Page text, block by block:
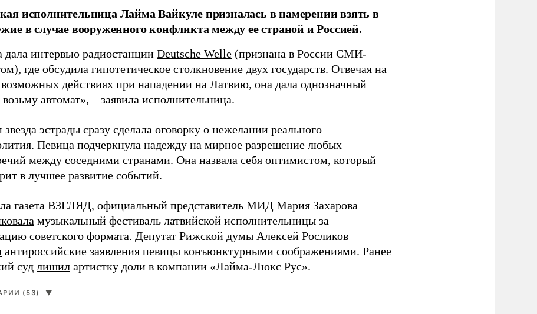
исполнительница Лайма Вайкуле призналась в намерении взять в
в случае вооруженного конфликта между ее страной и Россией.
дала интервью радиостанции Deutsche Welle (признана в России СМИ-
где обсудила гипотетическое столкновение двух государств. Отвечая на
действиях при нападении на Латвию, она дала однозначный
возьму автомат», – заявила исполнительница.
эстрады сразу сделала оговорку о нежелании реального
Певица подчеркнула надежду на мирное разрешение любых
между соседними странами. Она назвала себя оптимистом, который
в лучшее развитие событий.
газета ВЗГЛЯД, официальный представитель МИД Мария Захарова
музыкальный фестиваль латвийской исполнительницы за
советского формата. Депутат Рижской думы Алексей Росликов
антироссийские заявления певицы конъюнктурными соображениями. Ранее
суд лишил артистку доли в компании «Лайма-Люкс Рус».
(53) ▼